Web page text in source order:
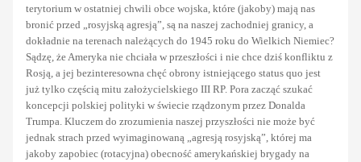
terytorium w ostatniej chwili obce wojska, które (jakoby) mają nas
bronić przed „rosyjską agresją”, są na naszej zachodniej granicy, a
dokładnie na terenach należących do 1945 roku do Wielkich Niemiec?
Sądzę, że Ameryka nie chciała w przeszłości i nie chce dziś konfliktu z
Rosją, a jej bezinteresowna chęć obrony istniejącego status quo jest
już tylko częścią mitu założycielskiego III RP. Pora zacząć szukać
koncepcji polskiej polityki w świecie rządzonym przez Donalda
Trumpa. Kluczem do zrozumienia naszej przyszłości nie może być
jednak strach przed wyimaginowaną „agresją rosyjską”, której ma
jakoby zapobiec (rotacyjna) obecność amerykańskiej brygady na